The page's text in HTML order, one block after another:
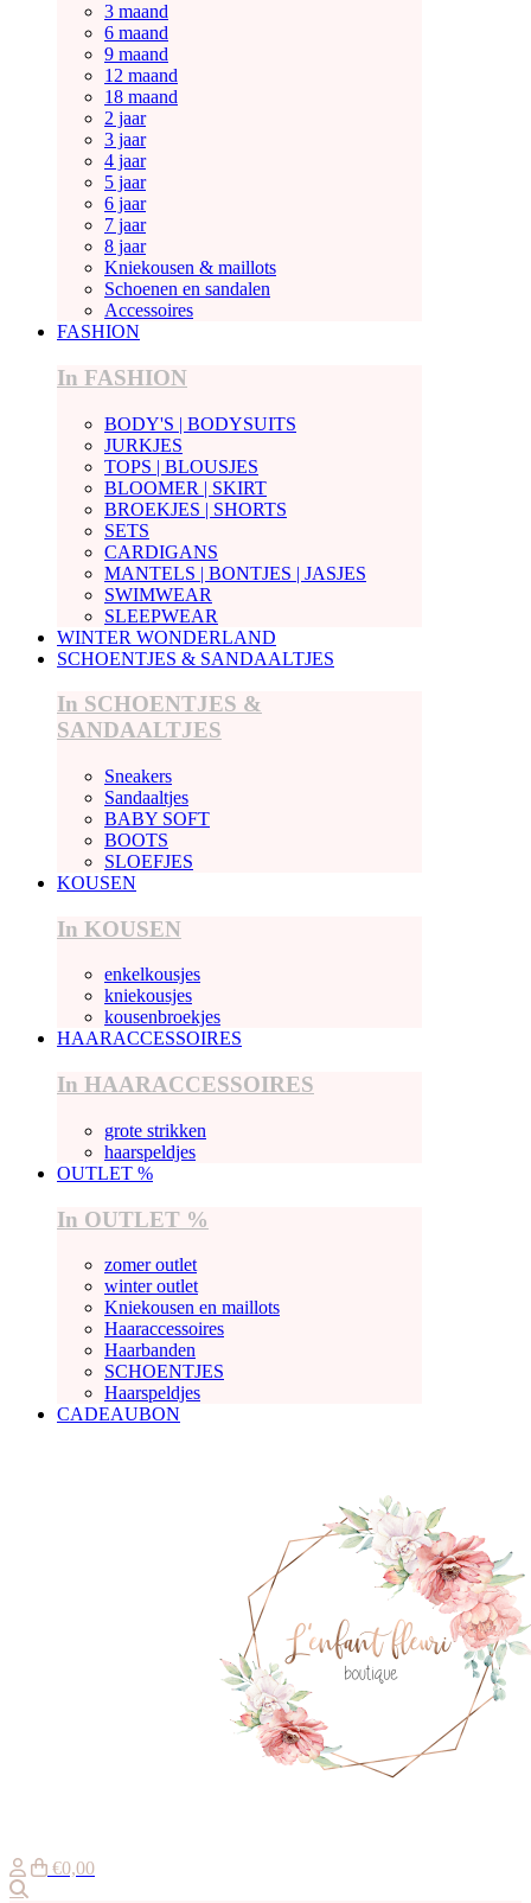
3 maand
6 maand
9 maand
12 maand
18 maand
2 jaar
3 jaar
4 jaar
5 jaar
6 jaar
7 jaar
8 jaar
Kniekousen & maillots
Schoenen en sandalen
Accessoires
FASHION
In FASHION
BODY'S | BODYSUITS
JURKJES
TOPS | BLOUSJES
BLOOMER | SKIRT
BROEKJES | SHORTS
SETS
CARDIGANS
MANTELS | BONTJES | JASJES
SWIMWEAR
SLEEPWEAR
WINTER WONDERLAND
SCHOENTJES & SANDAALTJES
In SCHOENTJES &
SANDAALTJES
Sneakers
Sandaaltjes
BABY SOFT
BOOTS
SLOEFJES
KOUSEN
In KOUSEN
enkelkousjes
kniekousjes
kousenbroekjes
HAARACCESSOIRES
In HAARACCESSOIRES
grote strikken
haarspeldjes
OUTLET %
In OUTLET %
zomer outlet
winter outlet
Kniekousen en maillots
Haaraccessoires
Haarbanden
SCHOENTJES
Haarspeldjes
CADEAUBON
€0,00